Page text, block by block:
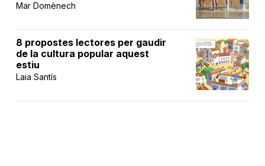
Mar Domènech
8 propostes lectores per gaudir
de la cultura popular aquest
estiu
Laia Santís